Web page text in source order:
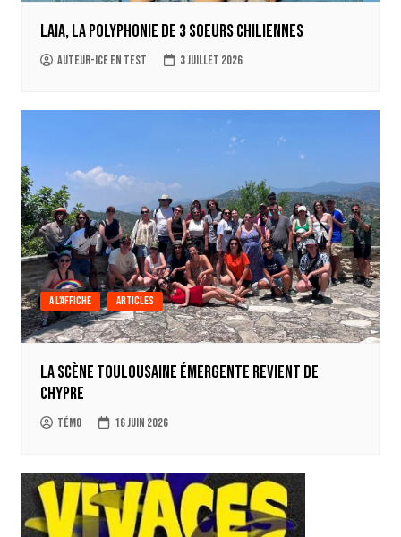
Laia, la polyphonie de 3 soeurs chiliennes
auteur-ice en test 3 juillet 2026
A l'affiche Articles
La scène Toulousaine émergente revient de
Chypre
Témo 16 juin 2026